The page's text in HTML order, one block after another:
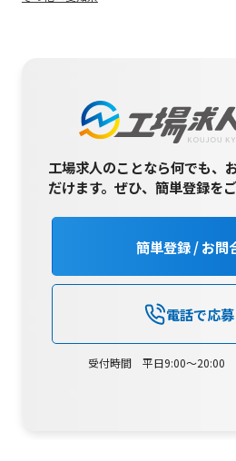
工場求人のことなら何でも、
だけます。ぜひ、簡単登録を
簡単登録 / お問
電話で応募
受付時間 平日9:00～20:00